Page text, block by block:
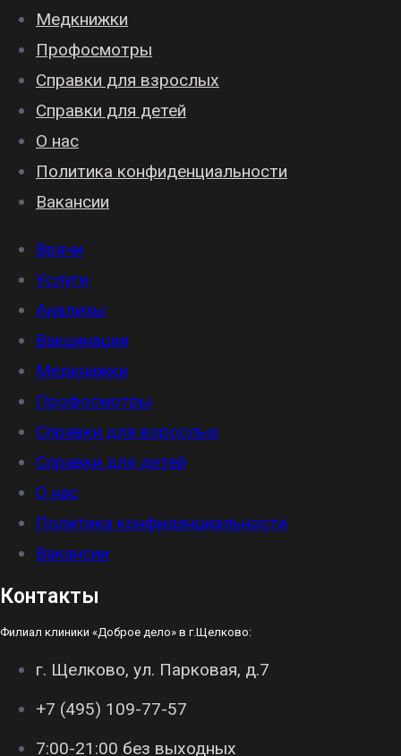
Медкнижки
Профосмотры
Справки для взрослых
Справки для детей
О нас
Политика конфиденциальности
Вакансии
Врачи
Услуги
Анализы
Вакцинация
Медкнижки
Профосмотры
Справки для взрослых
Справки для детей
О нас
Политика конфиденциальности
Вакансии
Контакты
Филиал клиники «Доброе дело» в г.Щелково:
г. Щелково, ул. Парковая, д.7
+7 (495) 109-77-57
7:00-21:00 без выходных